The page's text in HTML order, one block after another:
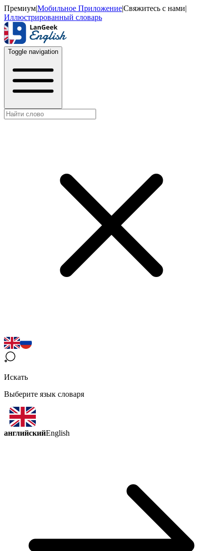
Премиум|Мобильное Приложение|Свяжитесь с нами|
Иллюстрированный словарь
Toggle navigation
Искать
Выберите язык словаря
английскийEnglish